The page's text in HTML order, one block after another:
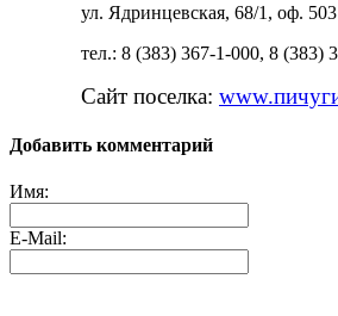
ул. Ядринцевская, 68/1, оф. 503
тел.: 8 (383) 367-1-000, 8 (383)
Сайт поселка:
Добавить комментарий
Имя:
E-Mail: